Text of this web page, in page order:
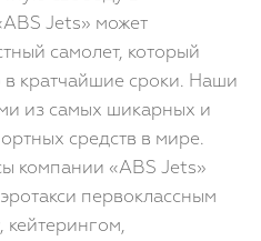
Jets» может
самолет, который
в кратчайшие сроки. Наши
из самых шикарных и
средств в мире.
компании «ABS Jets»
первоклассным
кейтерингом,